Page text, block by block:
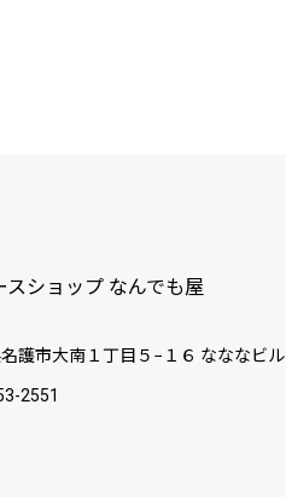
スショップ なんでも屋
護市大南１丁目５−１６ なななビル
2551